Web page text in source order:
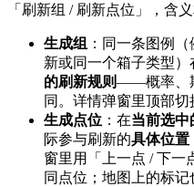
「刷新组 / 刷新点位」，含义
生成组 ：同一条图例
新或同一个箱子类型
的刷新规则——概率、
同。详情弹窗里顶部切
生成点位 ：在当前选中
际参与刷新的具体位置
窗里用「上一点 / 下一
同点位；地图上的标记